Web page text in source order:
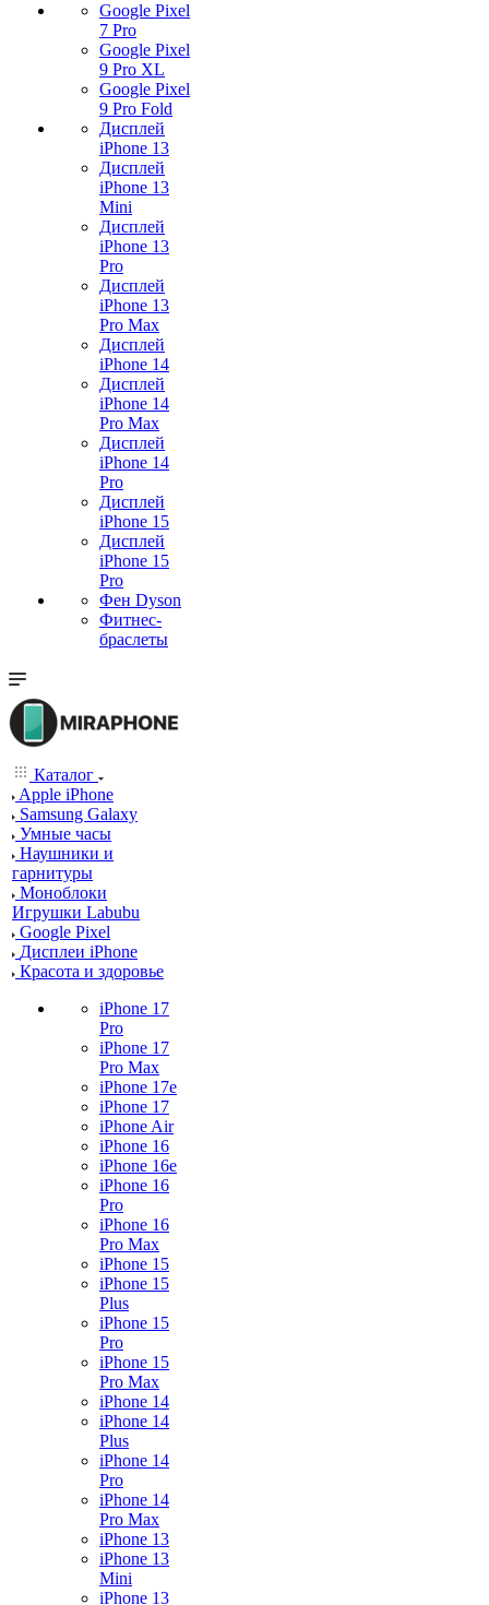
Google Pixel
7 Pro
Google Pixel
9 Pro XL
Google Pixel
9 Pro Fold
Дисплей
iPhone 13
Дисплей
iPhone 13
Mini
Дисплей
iPhone 13
Pro
Дисплей
iPhone 13
Pro Max
Дисплей
iPhone 14
Дисплей
iPhone 14
Pro Max
Дисплей
iPhone 14
Pro
Дисплей
iPhone 15
Дисплей
iPhone 15
Pro
Фен Dyson
Фитнес-
браслеты
Каталог
Apple iPhone
Samsung Galaxy
Умные часы
Наушники и
гарнитуры
Моноблоки
Игрушки Labubu
Google Pixel
Дисплеи iPhone
Красота и здоровье
iPhone 17
Pro
iPhone 17
Pro Max
iPhone 17e
iPhone 17
iPhone Air
iPhone 16
iPhone 16e
iPhone 16
Pro
iPhone 16
Pro Max
iPhone 15
iPhone 15
Plus
iPhone 15
Pro
iPhone 15
Pro Max
iPhone 14
iPhone 14
Plus
iPhone 14
Pro
iPhone 14
Pro Max
iPhone 13
iPhone 13
Mini
iPhone 13